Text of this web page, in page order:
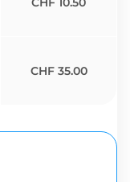
CHF 35.00